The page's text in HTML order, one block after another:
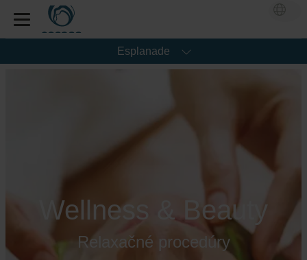
Esplanade
Wellness & Beauty
Relaxačné procedúry